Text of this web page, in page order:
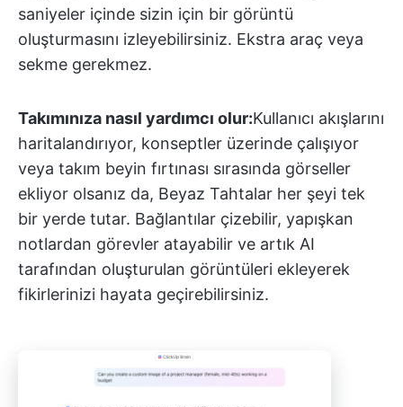
saniyeler içinde sizin için bir görüntü
oluşturmasını izleyebilirsiniz. Ekstra araç veya
sekme gerekmez.
Takımınıza nasıl yardımcı olur:Kullanıcı akışlarını
haritalandırıyor, konseptler üzerinde çalışıyor
veya takım beyin fırtınası sırasında görseller
ekliyor olsanız da, Beyaz Tahtalar her şeyi tek
bir yerde tutar. Bağlantılar çizebilir, yapışkan
notlardan görevler atayabilir ve artık AI
tarafından oluşturulan görüntüleri ekleyerek
fikirlerinizi hayata geçirebilirsiniz.